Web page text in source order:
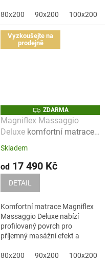
120x200 140x200 160x200
80x200 90x200 100x200
120x200 140x200 160x200
Vyzkoušejte na
prodejně
Z
D
A
R
ZDARMA
Magniflex Massaggio
Deluxe komfortní matrace
s profilovaným povrchem a
Skladem
od 17 490 Kč
DETAIL
Komfortní matrace Magniflex
Massaggio Deluxe nabízí
profilovaný povrch pro
příjemný masážní efekt a
80x200
90x200 100x200